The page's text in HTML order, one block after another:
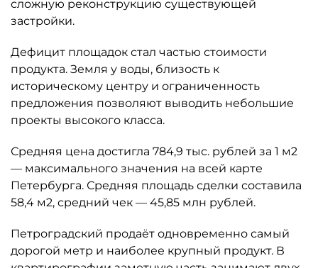
сложную реконструкцию существующей
застройки.
Дефицит площадок стал частью стоимости
продукта. Земля у воды, близость к
историческому центру и ограниченность
предложения позволяют выводить небольшие
проекты высокого класса.
Средняя цена достигла 784,9 тыс. рублей за 1 м2
— максимального значения на всей карте
Петербурга. Средняя площадь сделки составила
58,4 м2, средний чек — 45,85 млн рублей.
Петроградский продаёт одновременно самый
дорогой метр и наиболее крупный продукт. В